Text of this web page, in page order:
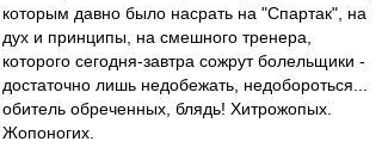
которым давно было насрать на "Спартак", на
дух и принципы, на смешного тренера,
которого сегодня-завтра сожрут болельщики -
достаточно лишь недобежать, недобороться...
обитель обреченных, блядь! Хитрожопых.
Жопоногих.